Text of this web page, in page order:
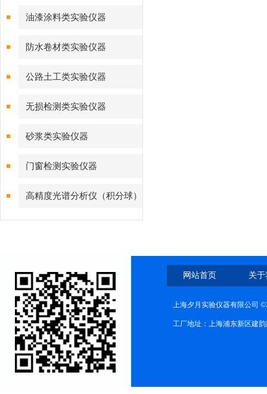
油漆涂料类实验仪器
防水卷材类实验仪器
公路土工类实验仪器
无损检测类实验仪器
砂浆类实验仪器
门窗检测实验仪器
高精度光谱分析仪（积分球）
综合测试系统
网站首页 关
上海夕月实验仪器有限公司
工厂地址：上海浦东新区建韵